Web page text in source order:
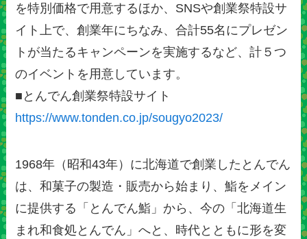
を特別価格で用意するほか、SNSや創業祭特設サ
イト上で、創業年にちなみ、合計55名にプレゼン
トが当たるキャンペーンを実施するなど、計５つ
のイベントを用意しています。
■とんでん創業祭特設サイト
https://www.tonden.co.jp/sougyo2023/
1968年（昭和43年）に北海道で創業したとんでん
は、和菓子の製造・販売から始まり、鮨をメイン
に提供する「とんでん鮨」から、今の「北海道生
まれ和食処とんでん」へと、時代とともに形を変